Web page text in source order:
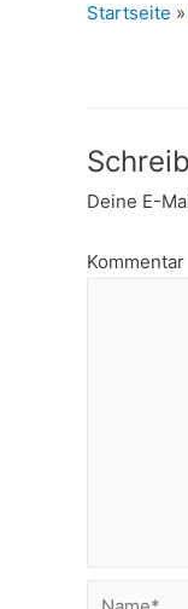
Startseite »
Deine E-
Kommentar
Name*